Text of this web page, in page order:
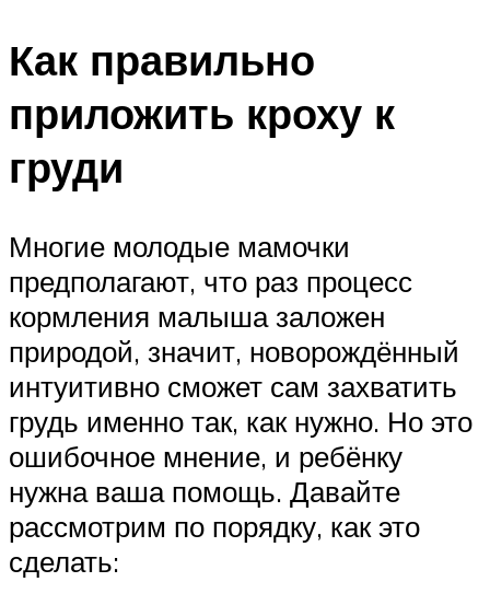
Как правильно
приложить кроху к
груди
Многие молодые мамочки
предполагают, что раз процесс
кормления малыша заложен
природой, значит, новорождённый
интуитивно сможет сам захватить
грудь именно так, как нужно. Но это
ошибочное мнение, и ребёнку
нужна ваша помощь. Давайте
рассмотрим по порядку, как это
сделать: